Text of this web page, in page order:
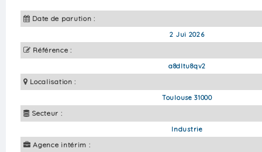
Date de parution :
2 Jui 2026
Référence :
a8dltu8qv2
Localisation :
Toulouse 31000
Secteur :
Industrie
Agence intérim :